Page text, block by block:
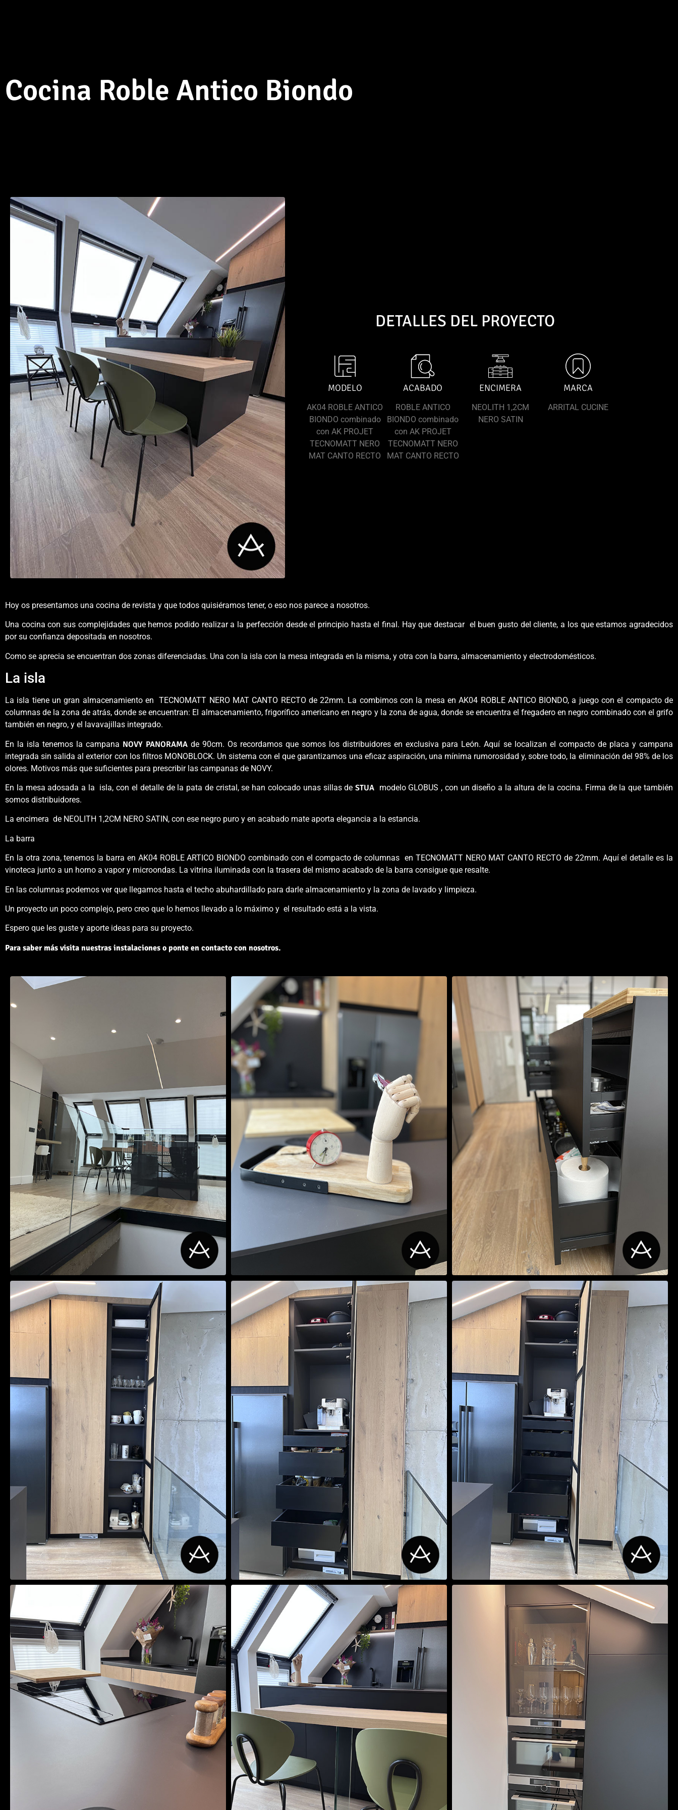
Cocina Roble Antico Biondo
DETALLES DEL PROYECTO
MODELO
AK04 ROBLE ANTICO
BIONDO combinado
con AK PROJET
TECNOMATT NERO
MAT CANTO RECTO
ACABADO
ROBLE ANTICO
BIONDO combinado
con AK PROJET
TECNOMATT NERO
MAT CANTO RECTO
ENCIMERA
NEOLITH 1,2CM
NERO SATIN
MARCA
ARRITAL CUCINE
Hoy os presentamos una cocina de revista y que todos quisiéramos tener, o eso nos parece a nosotros.
Una cocina con sus complejidades que hemos podido realizar a la perfección desde el principio hasta el final. Hay que destacar el buen gusto del cliente, a los que estamos agradecidos
por su confianza depositada en nosotros.
Como se aprecia se encuentran dos zonas diferenciadas. Una con la isla con la mesa integrada en la misma, y otra con la barra, almacenamiento y electrodomésticos.
La isla
La isla tiene un gran almacenamiento en TECNOMATT NERO MAT CANTO RECTO de 22mm. La combimos con la mesa en AK04 ROBLE ANTICO BIONDO, a juego con el compacto de
columnas de la zona de atrás, donde se encuentran: El almacenamiento, frigorífico americano en negro y la zona de agua, donde se encuentra el fregadero en negro combinado con el grifo
también en negro, y el lavavajillas integrado.
En la isla tenemos la campana NOVY PANORAMAde 90cm. Os recordamos que somos los distribuidores en exclusiva para León. Aquí se localizan el compacto de placa y campana
integrada sin salida al exterior con los filtros MONOBLOCK. Un sistema con el que garantizamos una eficaz aspiración, una mínima rumorosidad y, sobre todo, la eliminación del 98% de los
olores. Motivos más que suficientes para prescribir las campanas de NOVY.
En la mesa adosada a la isla, con el detalle de la pata de cristal, se han colocado unas sillas deSTUA modelo GLOBUS , con un diseño a la altura de la cocina. Firma de la que también
somos distribuidores.
La encimera de NEOLITH 1,2CM NERO SATIN, con ese negro puro y en acabado mate aporta elegancia a la estancia.
La barra
En la otra zona, tenemos la barra en AK04 ROBLE ARTICO BIONDO combinado con el compacto de columnas en TECNOMATT NERO MAT CANTO RECTO de 22mm. Aquí el detalle es la
vinoteca junto a un horno a vapor y microondas. La vitrina iluminada con la trasera del mismo acabado de la barra consigue que resalte.
En las columnas podemos ver que llegamos hasta el techo abuhardillado para darle almacenamiento y la zona de lavado y limpieza.
Un proyecto un poco complejo, pero creo que lo hemos llevado a lo máximo y el resultado está a la vista.
Espero que les guste y aporte ideas para su proyecto.
Para saber más visita nuestras instalaciones o ponte en contacto con nosotros.